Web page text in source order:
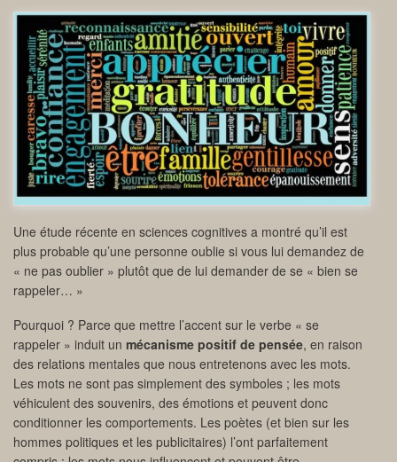
Une étude récente en sciences cognitives a montré qu’il est
plus probable qu’une personne oublie si vous lui demandez de
« ne pas oublier » plutôt que de lui demander de se « bien se
rappeler… »
Pourquoi ? Parce que mettre l’accent sur le verbe « se
rappeler » induit un mécanisme positif de pensée, en raison
des relations mentales que nous entretenons avec les mots.
Les mots ne sont pas simplement des symboles ; les mots
véhiculent des souvenirs, des émotions et peuvent donc
conditionner les comportements. Les poètes (et bien sur les
hommes politiques et les publicitaires) l’ont parfaitement